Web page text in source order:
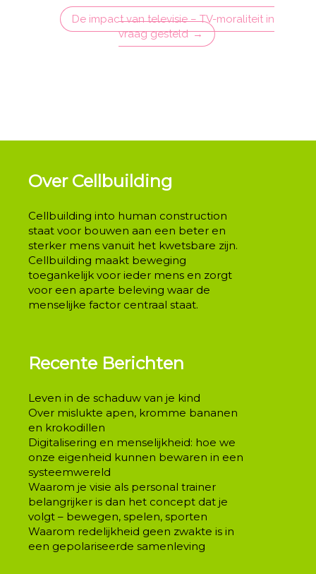
De impact van televisie – TV-moraliteit in
vraag gesteld
Over Cellbuilding
Cellbuilding into human construction
staat voor bouwen aan een beter en
sterker mens vanuit het kwetsbare zijn.
Cellbuilding maakt beweging
toegankelijk voor ieder mens en zorgt
voor een aparte beleving waar de
menselijke factor centraal staat.
Recente Berichten
Leven in de schaduw van je kind
Over mislukte apen, kromme bananen
en krokodillen
Digitalisering en menselijkheid: hoe we
onze eigenheid kunnen bewaren in een
systeemwereld
Waarom je visie als personal trainer
belangrijker is dan het concept dat je
volgt – bewegen, spelen, sporten
Waarom redelijkheid geen zwakte is in
een gepolariseerde samenleving